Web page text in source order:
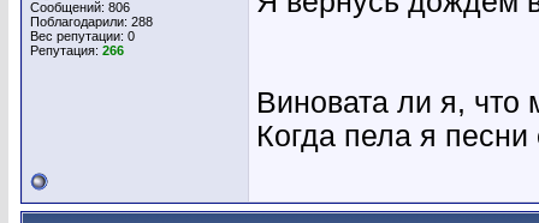
Сообщений: 806
Поблагодарили: 288
Вес репутации: 0
Репутация: 266
Виновата ли я, что
Когда пела я